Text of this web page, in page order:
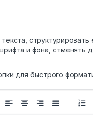
структурировать
и фона, отменять
для быстрого